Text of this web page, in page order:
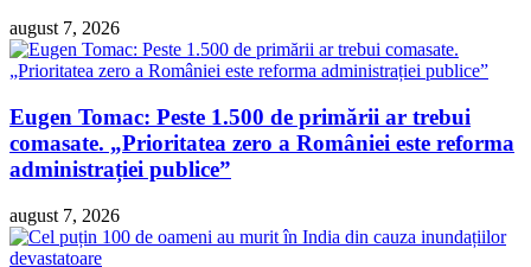
august 7, 2026
Eugen Tomac: Peste 1.500 de primării ar trebui
comasate. „Prioritatea zero a României este reforma
administrației publice”
august 7, 2026